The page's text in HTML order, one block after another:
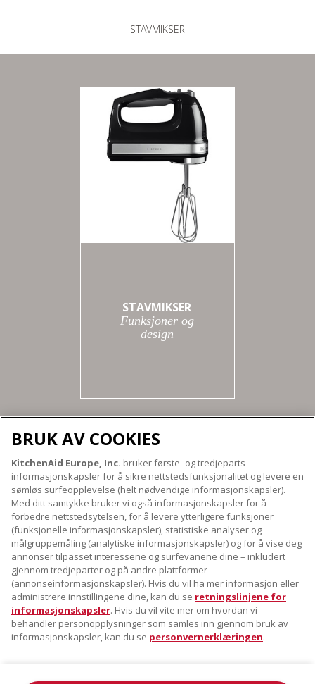
STAVMIKSER
STAVMIKSER
Funksjoner og
design
OM KITCHENAID
Merkets kjerne
Merkehistorie
ODR
VÅRE PRODUKTER
Små apparater
Produkttilbehør
KUNDESERVICE
Finn et servicesenter nær deg
Garanti og dokumenter
Kontaktinformasjon
FØLG OSS
BRUK AV COOKIES
KitchenAid Europe, Inc. bruker første- og tredjeparts
informasjonskapsler for å sikre nettstedsfunksjonalitet og levere en
sømløs surfeopplevelse (helt nødvendige informasjonskapsler).
Med ditt samtykke bruker vi også informasjonskapsler for å
forbedre nettstedsytelsen, for å levere ytterligere funksjoner
(funksjonelle informasjonskapsler), statistiske analyser og
målgruppemåling (analytiske informasjonskapsler) og for å vise deg
annonser tilpasset interessene og surfevanene dine – inkludert
gjennom tredjeparter og på andre plattformer
(annonseinformasjonskapsler). Hvis du vil ha mer informasjon eller
administrere innstillingene dine, kan du se retningslinjene for
informasjonskapsler. Hvis du vil vite mer om hvordan vi
behandler personopplysninger som samles inn gjennom bruk av
informasjonskapsler, kan du se personvernerklæringen.